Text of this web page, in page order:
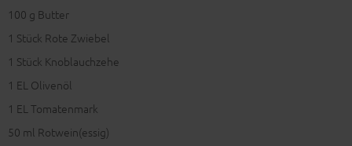
100 g Butter
1 Stück Rote Zwiebel
1 Stück Knoblauchzehe
1 EL Olivenöl
1 EL Tomatenmark
50 ml Rotwein(essig)